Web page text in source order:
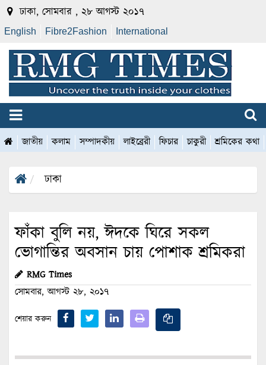
ঢাকা, সোমবার , ২৮ আগস্ট ২০১৭
English Fibre2Fashion International
জাতীয় কলাম সম্পাদকীয় লাইব্রেরী ফিচার চাকুরী শ্রমিকের কথা
ঢাকা
ফাঁকা বুলি নয়, ঈদকে ঘিরে সকল
ভোগান্তির অবসান চায় পোশাক শ্রমিকরা
RMG Times
সোমবার, আগস্ট ২৮, ২০১৭
শেয়ার করুন